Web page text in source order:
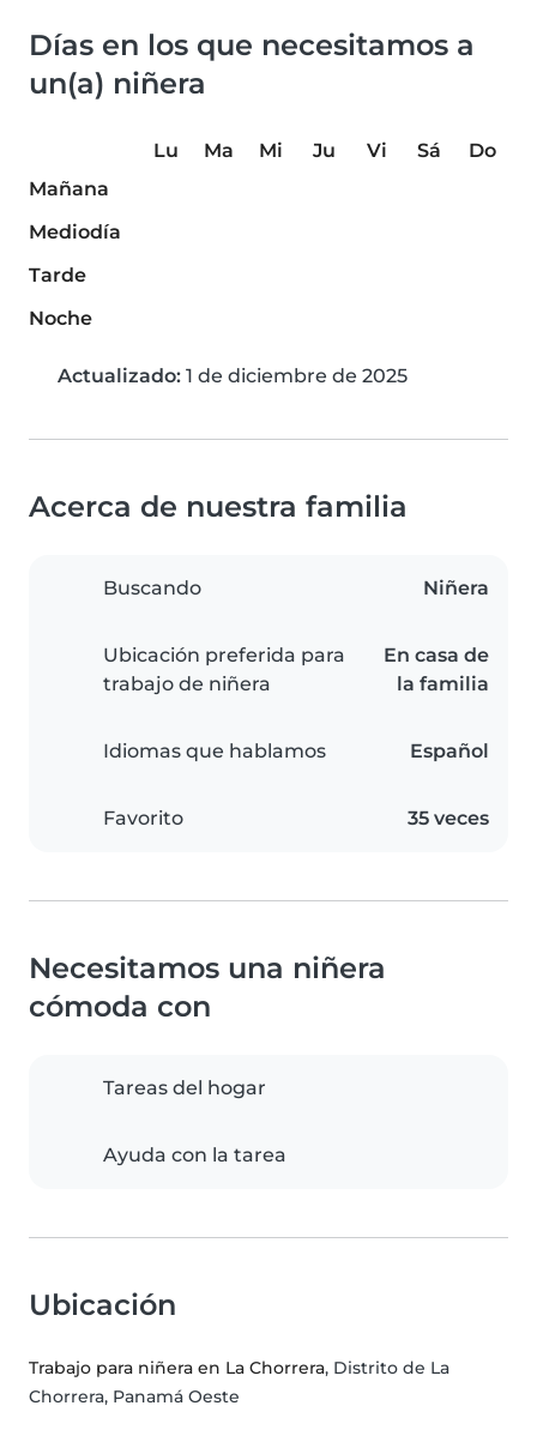
Días en los que necesitamos a
un(a) niñera
Lu Ma Mi Ju Vi Sá
Do
Mañana
Mediodía
Tarde
Noche
Actualizado: 1 de diciembre de 2025
Acerca de nuestra familia
Buscando Niñera
Ubicación preferida para
trabajo de niñera
En casa de
la familia
Idiomas que hablamos Español
Favorito 35 veces
Necesitamos una niñera
cómoda con
Tareas del hogar
Ayuda con la tarea
Ubicación
Trabajo para niñera en La Chorrera, Distrito de La
Chorrera, Panamá Oeste